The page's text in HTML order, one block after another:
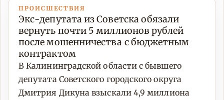
ПРОИСШЕСТВИЯ
Экс-депутата из Советска обязали
вернуть почти 5 миллионов рублей
после мошенничества с бюджетным
контрактом
В Калининградской области с бывшего
депутата Советского городского округа
Дмитрия Дикуна взыскали 4,9 миллиона